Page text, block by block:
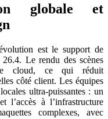
globale et
est le support de
Le rendu des scènes
cloud, ce qui réduit
côté client. Les équipes
ultra-puissantes : un
l’accès à l’infrastructure
complexes, avec